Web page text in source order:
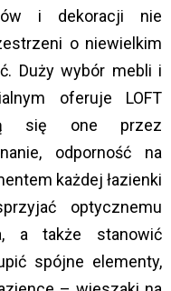
i dekoracji nie
o niewielkim
Duży wybór mebli i
oferuje LOFT
się one przez
odporność na
każdej łazienki
optycznemu
a także stanowić
spójne elementy,